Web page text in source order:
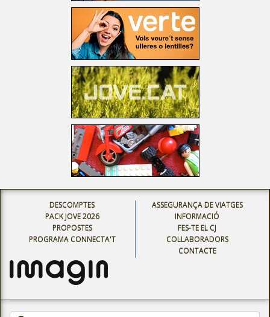
DESCOMPTES
PACK JOVE 2026
PROPOSTES
PROGRAMA CONNECTA'T
ASSEGURANÇA DE VIATGES
INFORMACIÓ
FES-TE EL CJ
COL·LABORADORS
CONTACTE